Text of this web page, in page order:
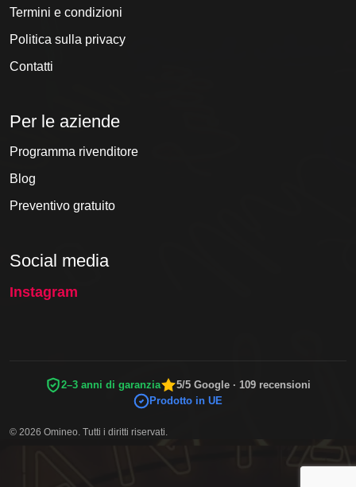
Termini e condizioni
Politica sulla privacy
Contatti
Per le aziende
Programma rivenditore
Blog
Preventivo gratuito
Social media
Instagram
2–3 anni di garanzia
5/5 Google · 109 recensioni
Prodotto in UE
© 2026 Omineo. Tutti i diritti riservati.